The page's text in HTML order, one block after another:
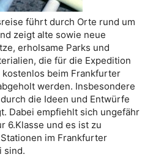
führt durch Orte rund um
zeigt alte sowie neue
erholsame Parks und
die für die Expedition
beim Frankfurter
werden. Insbesondere
die Ideen und Entwürfe
Dabei empfiehlt sich ungefähr
6.Klasse und es ist zu
im Frankfurter
sind.